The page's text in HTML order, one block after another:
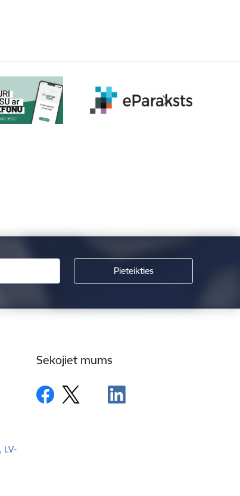
LV-
Sekojiet mums